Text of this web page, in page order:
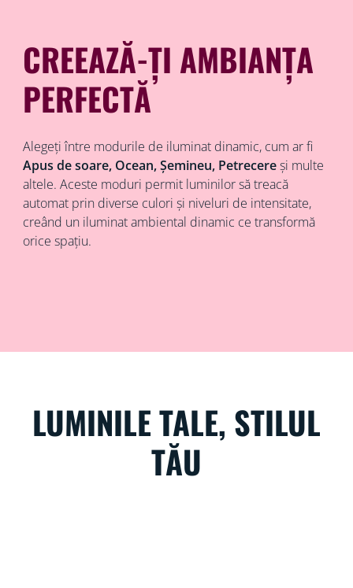
CREEAZĂ-ȚI AMBIANȚA
PERFECTĂ
Alegeți între modurile de iluminat dinamic, cum ar fi
Apus de soare, Ocean, Șemineu, Petrecereși multe
altele. Aceste moduri permit luminilor să treacă
automat prin diverse culori și niveluri de intensitate,
creând un iluminat ambiental dinamic ce transformă
orice spațiu.
LUMINILE TALE, STILUL
TĂU